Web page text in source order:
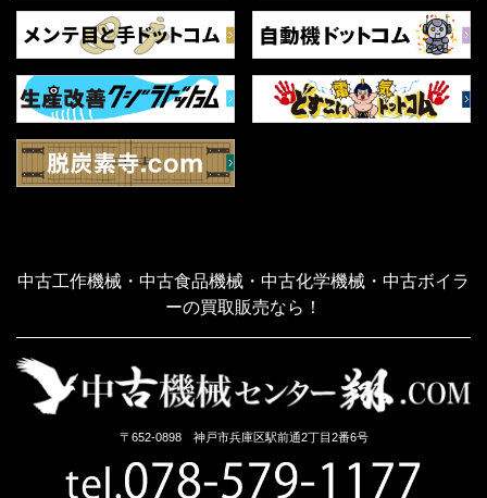
中古工作機械・中古食品機械・中古化学機械・中古ボイラ
ーの買取販売なら！
〒652-0898 神戸市兵庫区駅前通2丁目2番6号